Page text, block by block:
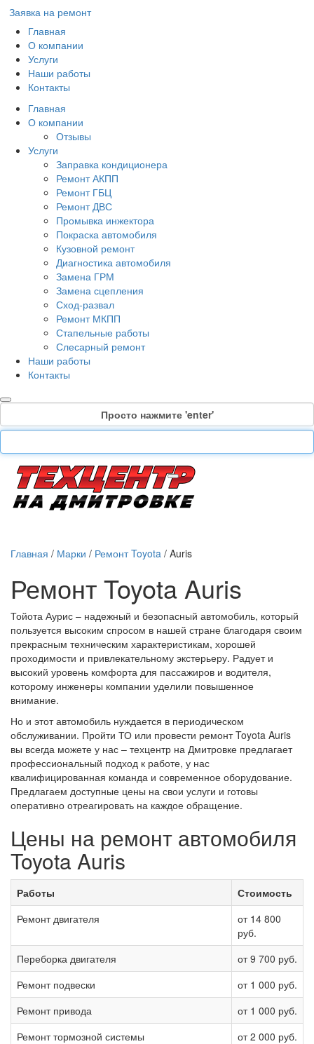
Заявка на ремонт
Главная
О компании
Услуги
Наши работы
Контакты
Главная
О компании
Отзывы
Услуги
Заправка кондиционера
Ремонт АКПП
Ремонт ГБЦ
Ремонт ДВС
Промывка инжектора
Покраска автомобиля
Кузовной ремонт
Диагностика автомобиля
Замена ГРМ
Замена сцепления
Сход-развал
Ремонт МКПП
Стапельные работы
Слесарный ремонт
Наши работы
Контакты
Просто нажмите 'enter'
Главная / Марки / Ремонт Toyota / Auris
Ремонт Toyota Auris
Тойота Аурис – надежный и безопасный автомобиль, который
пользуется высоким спросом в нашей стране благодаря своим
прекрасным техническим характеристикам, хорошей
проходимости и привлекательному экстерьеру. Радует и
высокий уровень комфорта для пассажиров и водителя,
которому инженеры компании уделили повышенное
внимание.
Но и этот автомобиль нуждается в периодическом
обслуживании. Пройти ТО или провести ремонт Toyota Auris
вы всегда можете у нас – техцентр на Дмитровке предлагает
профессиональный подход к работе, у нас
квалифицированная команда и современное оборудование.
Предлагаем доступные цены на свои услуги и готовы
оперативно отреагировать на каждое обращение.
Цены на ремонт автомобиля
Toyota Auris
Работы
Стоимость
Ремонт двигателя
от 14 800
руб.
Переборка двигателя
от 9 700 руб.
Ремонт подвески
от 1 000 руб.
Ремонт привода
от 1 000 руб.
Ремонт тормозной системы
от 2 000 руб.